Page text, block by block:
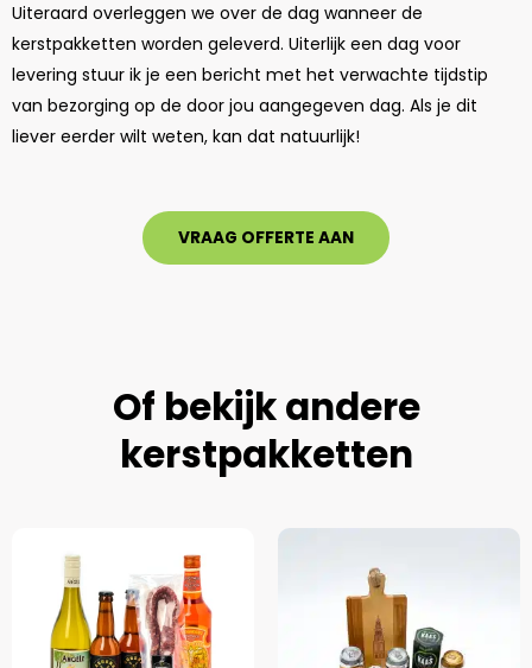
Uiteraard overleggen we over de dag wanneer de
kerstpakketten worden geleverd. Uiterlijk een dag voor
levering stuur ik je een bericht met het verwachte tijdstip
van bezorging op de door jou aangegeven dag. Als je dit
liever eerder wilt weten, kan dat natuurlijk!
VRAAG OFFERTE AAN
Of bekijk andere
kerstpakketten